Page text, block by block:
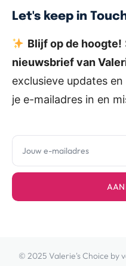
Let's keep in
Blijf op de hoogte!
nieuwsbrief van
exclusieve updates
je e-mailadres in en
© 2025 Valerie's Choice by